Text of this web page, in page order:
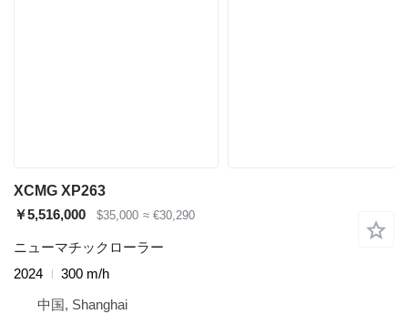
XCMG XP263
￥5,516,000
$35,000 ≈ €30,290
ニューマチックローラー
2024
300 m/h
中国, Shanghai